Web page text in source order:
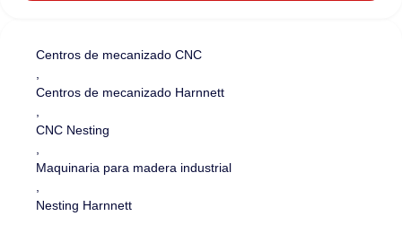
Centros de mecanizado CNC
Centros de mecanizado Harnnett
CNC Nesting
Maquinaria para madera industrial
Nesting Harnnett